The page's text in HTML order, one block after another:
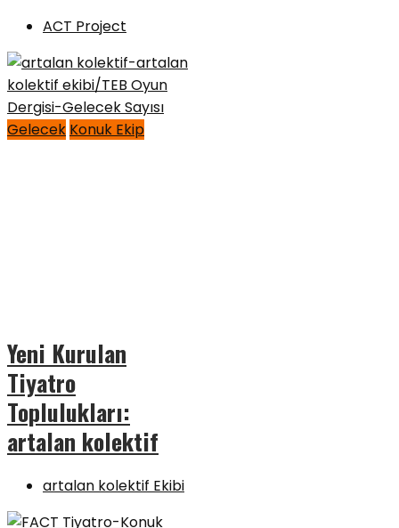
ACT Project
Gelecek Konuk Ekip
Yeni Kurulan
Tiyatro
Toplulukları:
artalan kolektif
artalan kolektif Ekibi